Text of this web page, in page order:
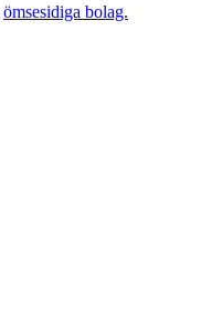
ömsesidiga bolag.